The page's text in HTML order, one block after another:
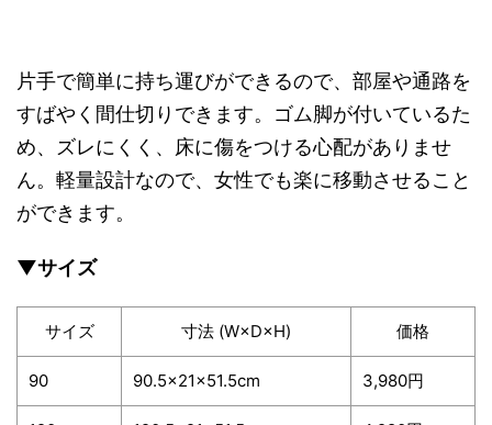
片手で簡単に持ち運びができるので、部屋や通路を
すばやく間仕切りできます。ゴム脚が付いているた
め、ズレにくく、床に傷をつける心配がありませ
ん。軽量設計なので、女性でも楽に移動させること
ができます。
▼サイズ
サイズ 寸法 (W×D×H) 価格
90 90.5×21×51.5cm 3,980円